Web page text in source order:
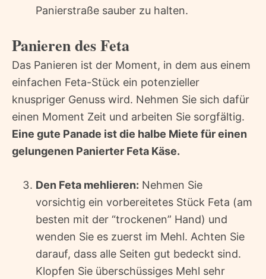
Panierstraße sauber zu halten.
Panieren des Feta
Das Panieren ist der Moment, in dem aus einem
einfachen Feta-Stück ein potenzieller
knuspriger Genuss wird. Nehmen Sie sich dafür
einen Moment Zeit und arbeiten Sie sorgfältig.
Eine gute Panade ist die halbe Miete für einen
gelungenen Panierter Feta Käse.
Den Feta mehlieren: Nehmen Sie
vorsichtig ein vorbereitetes Stück Feta (am
besten mit der “trockenen” Hand) und
wenden Sie es zuerst im Mehl. Achten Sie
darauf, dass alle Seiten gut bedeckt sind.
Klopfen Sie überschüssiges Mehl sehr